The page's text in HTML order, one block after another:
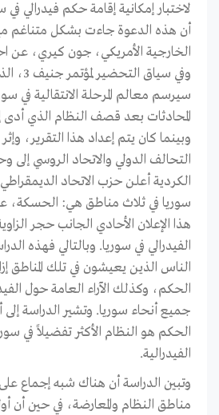
لاختبار إمکانیة إقامة حکم فیدرالي ﻓﻲ
أن هذه الدعوة جاءت بشکل متناغم
الخارجیة الأمریکي، جون کیري، عن
وﻓﻲ
سیرسم معالم المرحلة الانتقالیة ﻓﻲ
المحادثات بعد قصف النظام الذي أدى
وبينما كان يتم إعداد هذا التقرير،
التحالف الدولي والاتحاد الروسي
الكردية أعلن حزب الاتحاد
سوريا في ثلاث مناطق هي: الحسكة،
هذا الإعلان الأحادي الجانب حجر
الفيدرالي في سوريا. وبالتالي فهذه
الناس الذين يعيشون في تلك المناطق
الحكم، وكذلك الآراء العامة حول
جميع أنحاء سوريا. وتشير الدراسة
الحكم هو النظام الأكثر تفضيلاً في
الفيدرالية.
وتبين الدراسة أن هناك شبه إجماع
مناطق النظام والمعارضة، في حين أن